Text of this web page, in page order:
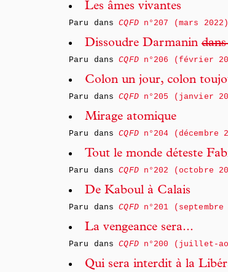
Les âmes vivantes
Paru dansCQFDn°207 (mars 2022)
Dissoudre Darmanin dans
Paru dansCQFDn°206 (février
Colon un jour, colon
Paru dansCQFDn°205 (janvier
Mirage atomique
Paru dansCQFDn°204 (décembre
Tout le monde déteste
Paru dansCQFDn°202 (octobre
De Kaboul à Calais
Paru dansCQFDn°201 (septembre
La vengeance sera...
Paru dansCQFDn°200 (juillet-
Qui sera interdit à la